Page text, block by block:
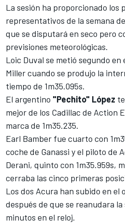
La sesión ha proporcionado los
representativos de la semana
que se disputará en seco pero
previsiones meteorológicas.
Loic Duval se metió segundo en
Miller cuando se produjo la
tiempo de 1m35.095s.
El argentino "Pechito" López
mejor de los Cadillac de Action
marca de 1m35.235.
Earl Bamber fue cuarto con
coche de Ganassi y el piloto de
Derani, quinto con 1m35.959s,
cerraba las cinco primeras
Los dos Acura han subido en el
después de que se reanudara
minutos en el reloj.